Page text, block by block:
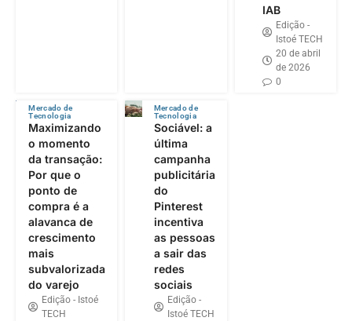
IAB
Edição -
Istoé TECH
20 de abril
de 2026
0
Mercado de
Tecnologia
Maximizando
o momento
da transação:
Por que o
ponto de
compra é a
alavanca de
crescimento
mais
subvalorizada
do varejo
Edição - Istoé
TECH
Mercado de
Tecnologia
Sociável: a
última
campanha
publicitária
do
Pinterest
incentiva
as pessoas
a sair das
redes
sociais
Edição -
Istoé TECH